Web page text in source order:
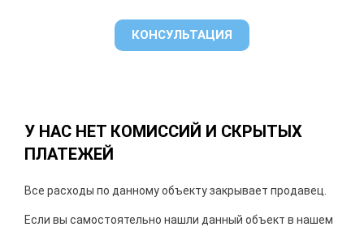
КОНСУЛЬТАЦИЯ
У НАС НЕТ КОМИССИЙ И СКРЫТЫХ
ПЛАТЕЖЕЙ
Все расходы по данному объекту закрывает продавец.
Если вы самостоятельно нашли данный объект в нашем